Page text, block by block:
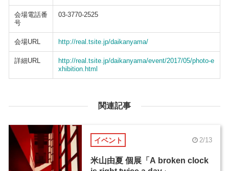
会場電話番
号
03-3770-2525
会場URL http://real.tsite.jp/daikanyama/
詳細URL
http://real.tsite.jp/daikanyama/event/2017/05/photo-e
xhibition.html
関連記事
イベント 2/13
米山由夏 個展「A broken clock